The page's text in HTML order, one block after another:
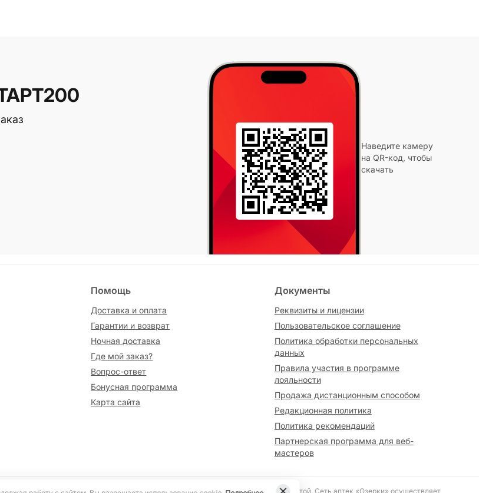
Наведите камеру
на QR-код, чтобы
скачать
Помощь
Доставка и оплата
Гарантии и возврат
Ночная доставка
Где мой заказ?
Вопрос-ответ
Бонусная программа
Карта сайта
Документы
Реквизиты и лицензии
Пользовательское соглашение
Политика обработки персональных
данных
Правила участия в программе
лояльности
Продажа дистанционным способом
Редакционная политика
Политика рекомендаций
Партнерская программа для веб-
мастеров
носит исключительно ознакомительный характер и не является публичной офертой. Сеть аптек «Озерки» осуществляет